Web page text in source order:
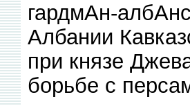
гардмАн-
Албании
при князе
борьбе с